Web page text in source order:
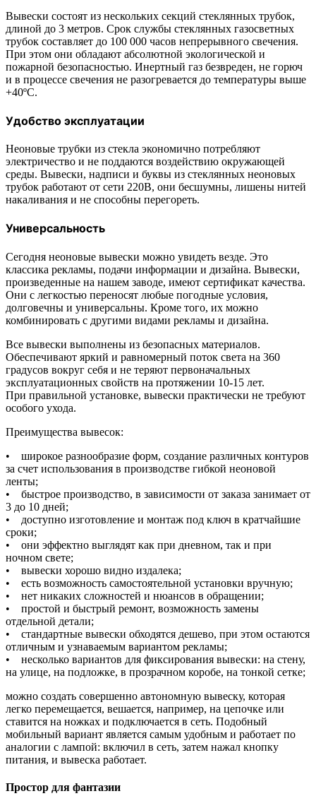
Вывески состоят из нескольких секций стеклянных трубок,
длиной до 3 метров. Срок службы стеклянных газосветных
трубок составляет до 100 000 часов непрерывного свечения.
При этом они обладают абсолютной экологической и
пожарной безопасностью. Инертный газ безвреден, не горюч
и в процессе свечения не разогревается до температуры выше
+40ºС.
Удобство эксплуатации
Неоновые трубки из стекла экономично потребляют
электричество и не поддаются воздействию окружающей
среды. Вывески, надписи и буквы из стеклянных неоновых
трубок работают от сети 220В, они бесшумны, лишены нитей
накаливания и не способны перегореть.
Универсальность
Сегодня неоновые вывески можно увидеть везде. Это
классика рекламы, подачи информации и дизайна. Вывески,
произведенные на нашем заводе, имеют сертификат качества.
Они с легкостью переносят любые погодные условия,
долговечны и универсальны. Кроме того, их можно
комбинировать с другими видами рекламы и дизайна.
Все вывески выполнены из безопасных материалов.
Обеспечивают яркий и равномерный поток света на 360
градусов вокруг себя и не теряют первоначальных
эксплуатационных свойств на протяжении 10-15 лет.
При правильной установке, вывески практически не требуют
особого ухода.
Преимущества вывесок:
• широкое разнообразие форм, создание различных контуров
за счет использования в производстве гибкой неоновой
ленты;
• быстрое производство, в зависимости от заказа занимает от
3 до 10 дней;
• доступно изготовление и монтаж под ключ в кратчайшие
сроки;
• они эффектно выглядят как при дневном, так и при
ночном свете;
• вывески хорошо видно издалека;
• есть возможность самостоятельной установки вручную;
• нет никаких сложностей и нюансов в обращении;
• простой и быстрый ремонт, возможность замены
отдельной детали;
• стандартные вывески обходятся дешево, при этом остаются
отличным и узнаваемым вариантом рекламы;
• несколько вариантов для фиксирования вывески: на стену,
на улице, на подложке, в прозрачном коробе, на тонкой сетке;
можно создать совершенно автономную вывеску, которая
легко перемещается, вешается, например, на цепочке или
ставится на ножках и подключается в сеть. Подобный
мобильный вариант является самым удобным и работает по
аналогии с лампой: включил в сеть, затем нажал кнопку
питания, и вывеска работает.
Простор для фантазии